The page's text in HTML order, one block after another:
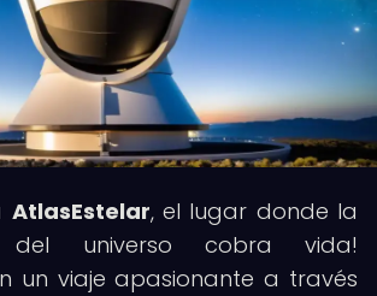
AtlasEstelar, el lugar donde la
del universo cobra vida!
un viaje apasionante a través